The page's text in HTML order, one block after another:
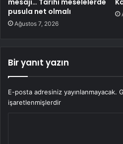
pusula net olmalı
Ağustos 7, 2026
Bir yanıt yazın
E-posta adresiniz yayınlanmayacak.
işaretlenmişlerdir